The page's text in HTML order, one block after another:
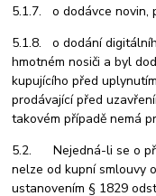
5.1.7. o dodávce novin,
5.1.8. o dodání
hmotném nosiči a byl
kupujícího před
prodávající před
takovém případě nemá
5.2. Nejedná-li se o
nelze od kupní smlouvy
ustanovením § 1829